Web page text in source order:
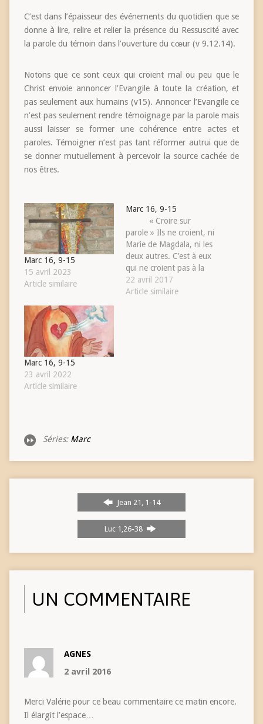
C’est dans l’épaisseur des événements du quotidien que se
donne à lire, relire et relier la présence du Ressuscité avec
la parole du témoin dans l’ouverture du cœur (v 9.12.14).
Notons que ce sont ceux qui croient mal ou peu que le
Christ envoie annoncer l’Evangile à toute la création, et
pas seulement aux humains (v15). Annoncer l’Evangile ce
n’est pas seulement rendre témoignage par la parole mais
aussi laisser se former une cohérence entre actes et
paroles. Témoigner n’est pas tant réformer autrui que de
se donner mutuellement à percevoir la source cachée de
nos êtres.
Marc 16, 9-15
15 avril 2023
Article similaire
Marc 16, 9-15
« Croire sur
parole » Ils ne croient, ni
Marie de Magdala, ni les
deux autres. C’est à eux
qui ne croient pas à la
parole d’une, d’un autre,
qu’il est dit : « Proclamez
22 avril 2017
Article similaire
Marc 16, 9-15
23 avril 2022
Article similaire
Séries: Marc
Jean 21, 1-14
Luc 1,26-38
UN COMMENTAIRE
AGNES
2 avril 2016
Merci Valérie pour ce beau commentaire ce matin encore.
Il élargit l’espace…